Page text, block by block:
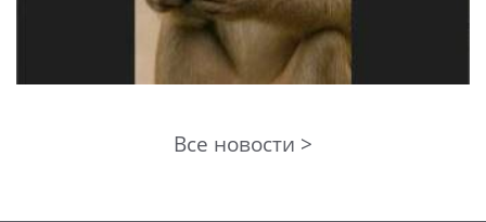
Все новости >